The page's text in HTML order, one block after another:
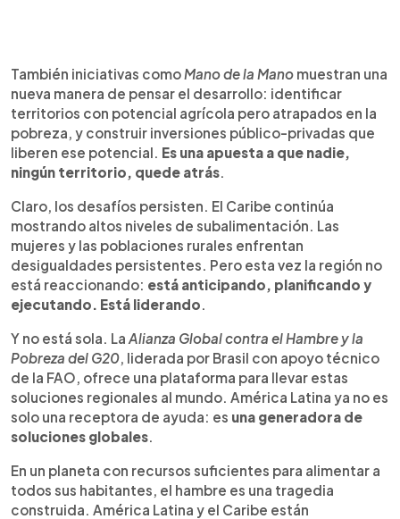
También iniciativas comoMano de la Mano muestran una
nueva manera de pensar el desarrollo: identificar
territorios con potencial agrícola pero atrapados en la
pobreza, y construir inversiones público-privadas que
liberen ese potencial. Es una apuesta a que nadie,
ningún territorio, quede atrás.
Claro, los desafíos persisten. El Caribe continúa
mostrando altos niveles de subalimentación. Las
mujeres y las poblaciones rurales enfrentan
desigualdades persistentes. Pero esta vez la región no
está reaccionando: está anticipando, planificando y
ejecutando. Está liderando.
Y no está sola. La Alianza Global contra el Hambre y la
Pobreza del G20, liderada por Brasil con apoyo técnico
de la FAO, ofrece una plataforma para llevar estas
soluciones regionales al mundo. América Latina ya no es
solo una receptora de ayuda: es una generadora de
soluciones globales.
En un planeta con recursos suficientes para alimentar a
todos sus habitantes, el hambre es una tragedia
construida. América Latina y el Caribe están